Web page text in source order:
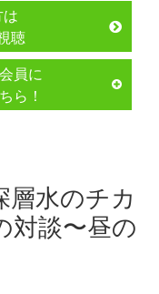
聴
員に
ら！
層水のチカ
対談〜昼の